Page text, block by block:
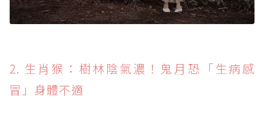
2. 生肖猴：樹林陰氣濃！鬼月恐「生病感
冒」身體不適